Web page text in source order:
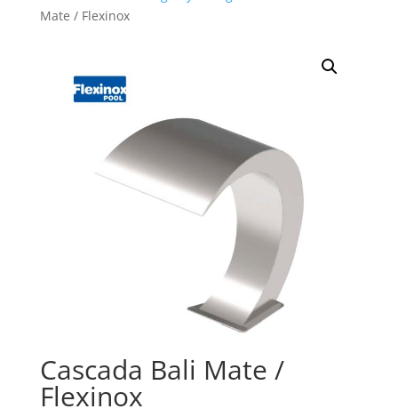
Mate / Flexinox
Cascada Bali Mate /
Flexinox